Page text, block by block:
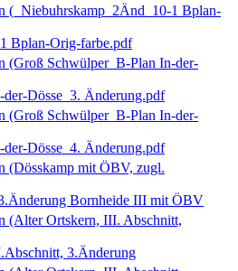
Bplan-Orig-farbe.pdf
Dösse_3. Änderung.pdf
Dösse_4. Änderung.pdf
Bornheide III mit ÖBV
3.Änderung